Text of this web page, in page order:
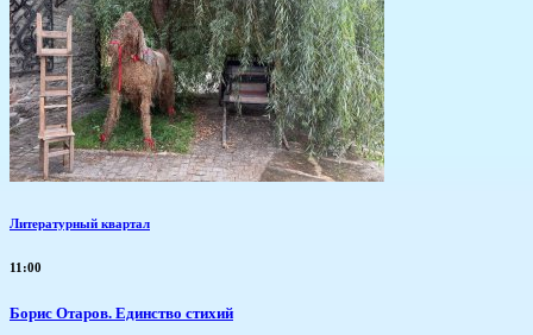
Литературный квартал
11:00
Борис Отаров. Единство стихий